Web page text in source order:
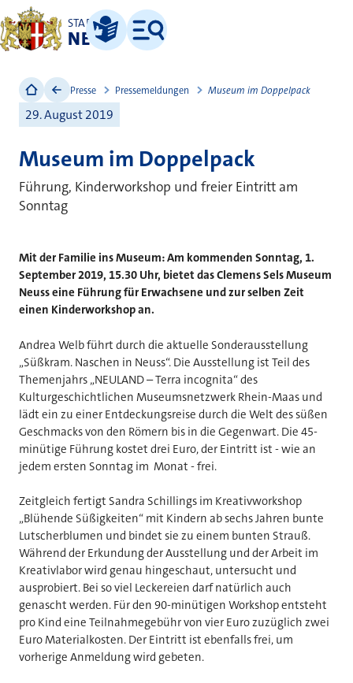
STADT
NEUSS
Leichte Sprache
Menü
Presse Pressemeldungen Museum im Doppelpack
29. August 2019
Museum im Doppelpack
Führung, Kinderworkshop und freier Eintritt am
Sonntag
Mit der Familie ins Museum: Am kommenden Sonntag, 1.
September 2019, 15.30 Uhr, bietet das Clemens Sels Museum
Neuss eine Führung für Erwachsene und zur selben Zeit
einen Kinderworkshop an.
Andrea Welb führt durch die aktuelle Sonderausstellung
„Süßkram. Naschen in Neuss“. Die Ausstellung ist Teil des
Themenjahrs „NEULAND – Terra incognita“ des
Kulturgeschichtlichen Museumsnetzwerk Rhein-Maas und
lädt ein zu einer Entdeckungsreise durch die Welt des süßen
Geschmacks von den Römern bis in die Gegenwart. Die 45-
minütige Führung kostet drei Euro, der Eintritt ist - wie an
jedem ersten Sonntag im Monat - frei.
Zeitgleich fertigt Sandra Schillings im Kreativworkshop
„Blühende Süßigkeiten“ mit Kindern ab sechs Jahren bunte
Lutscherblumen und bindet sie zu einem bunten Strauß.
Während der Erkundung der Ausstellung und der Arbeit im
Kreativlabor wird genau hingeschaut, untersucht und
ausprobiert. Bei so viel Leckereien darf natürlich auch
genascht werden. Für den 90-minütigen Workshop entsteht
pro Kind eine Teilnahmegebühr von vier Euro zuzüglich zwei
Euro Materialkosten. Der Eintritt ist ebenfalls frei, um
vorherige Anmeldung wird gebeten.